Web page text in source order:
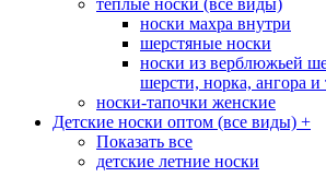
носки махра внутри
шерстяные носки
носки из верблюжьей
шерсти, норка, ангора и
носки-тапочки женские
Детские носки оптом (все виды) +
Показать все
детские летние носки